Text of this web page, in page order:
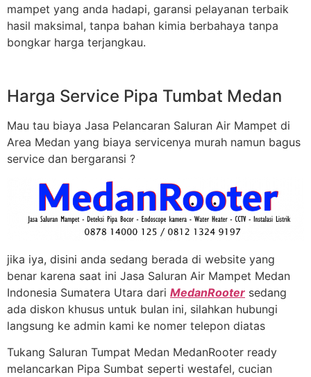
mampet yang anda hadapi, garansi pelayanan terbaik
hasil maksimal, tanpa bahan kimia berbahaya tanpa
bongkar harga terjangkau.
Harga Service Pipa Tumbat Medan
Mau tau biaya Jasa Pelancaran Saluran Air Mampet di
Area Medan yang biaya servicenya murah namun bagus
service dan bergaransi ?
jika iya, disini anda sedang berada di website yang
benar karena saat ini Jasa Saluran Air Mampet Medan
Indonesia Sumatera Utara dari MedanRooter sedang
ada diskon khusus untuk bulan ini, silahkan hubungi
langsung ke admin kami ke nomer telepon diatas
Tukang Saluran Tumpat Medan MedanRooter ready
melancarkan Pipa Sumbat seperti westafel, cucian